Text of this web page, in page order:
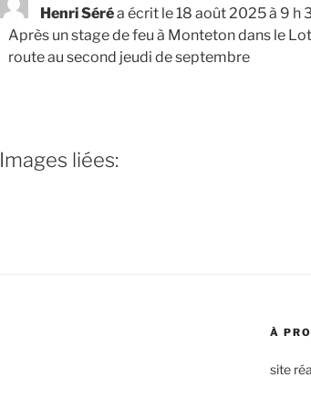
Henri Séréa écrit le 18 août 2025à 9 h
Après un stage de feu à Monteton dans le
route au second jeudi de septembre
Images liées:
À
site